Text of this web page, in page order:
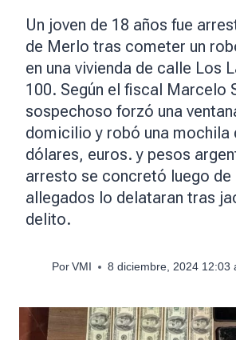
Un joven de 18 años fue
de Merlo tras cometer un
en una vivienda de calle Los
100. Según el fiscal Marcelo
sospechoso forzó una
domicilio y robó una mochila
dólares, euros. y pesos
arresto se concretó luego de
allegados lo delataran tras
delito.
Por VMI 8 diciembre, 2024 12:03